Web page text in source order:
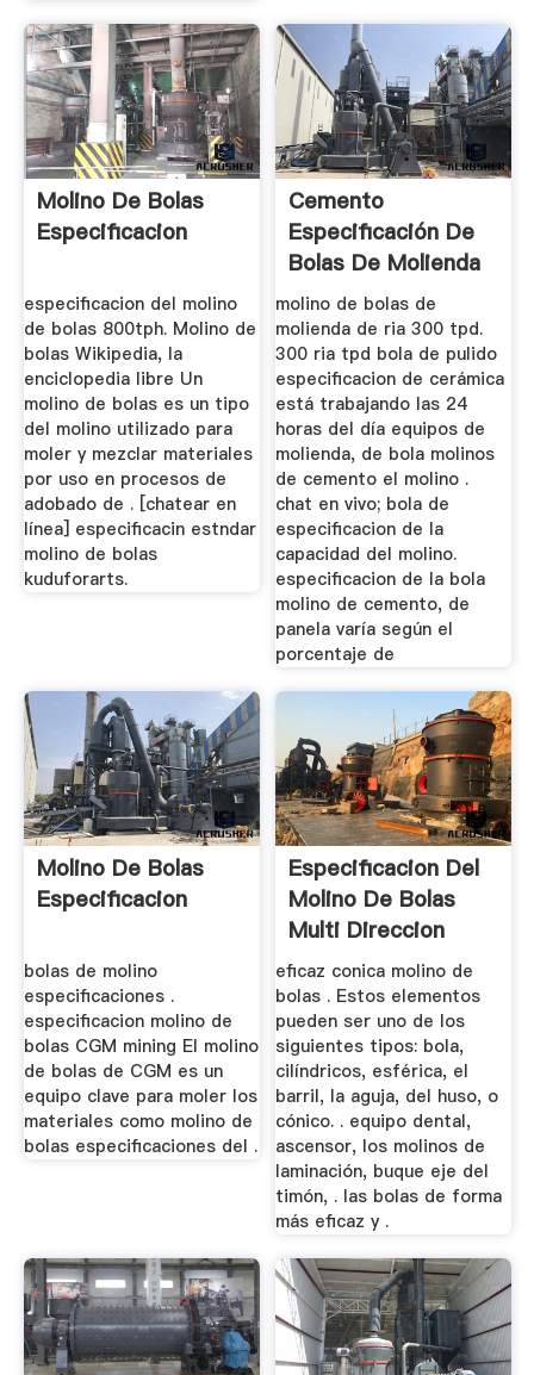
Molino De Bolas
Especificacion
especificacion del molino
de bolas 800tph. Molino de
bolas Wikipedia, la
enciclopedia libre Un
molino de bolas es un tipo
del molino utilizado para
moler y mezclar materiales
por uso en procesos de
adobado de . [chatear en
línea] especificacin estndar
molino de bolas
kuduforarts.
Cemento
Especificación De
Bolas De Molienda
molino de bolas de
molienda de ria 300 tpd.
300 ria tpd bola de pulido
especificacion de cerámica
está trabajando las 24
horas del día equipos de
molienda, de bola molinos
de cemento el molino .
chat en vivo; bola de
especificacion de la
capacidad del molino.
especificacion de la bola
molino de cemento, de
panela varía según el
porcentaje de
Molino De Bolas
Especificacion
bolas de molino
especificaciones .
especificacion molino de
bolas CGM mining El molino
de bolas de CGM es un
equipo clave para moler los
materiales como molino de
bolas especificaciones del .
Especificacion Del
Molino De Bolas
Multi Direccion
eficaz conica molino de
bolas . Estos elementos
pueden ser uno de los
siguientes tipos: bola,
cilíndricos, esférica, el
barril, la aguja, del huso, o
cónico. . equipo dental,
ascensor, los molinos de
laminación, buque eje del
timón, . las bolas de forma
más eficaz y .